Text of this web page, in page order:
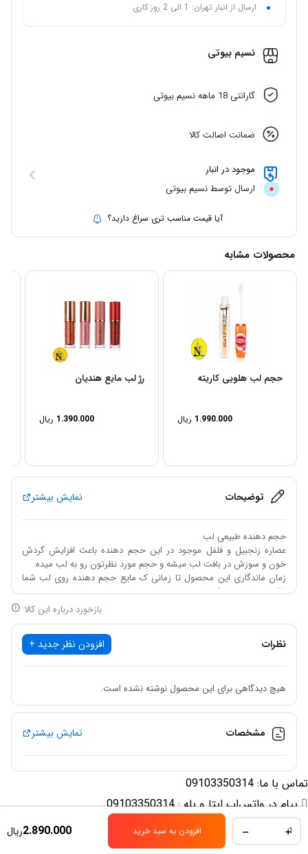
ارسال از انبار تهران: 1 الی 2 روز کاری
نسیم بیوتی
گارانتی 18 ماهه نسیم بیوتی
ضمانت اصالت کالا
موجود در انبار
ارسال توسط نسیم بیوتی
2.890.000ریال حجم
دهنده
لب
افزودن به سبد خرید
آیا قیمت مناسب تری سراغ دارید؟
محصولات مشابه
حجم لب هلویی کاریته
1.990.000 ریال
رژ لب مایع هندیان
1.390.000 ریال
توضیحات نمایش بیشتر
حجم دهنده طبیعی لب
عصاره زنجبیل و فلفل موجود در این حجم دهنده باعث افزایش گردش
خون و سوزش در بافت لب میشه و حجم مورد نظرتون رو به لب میده
زمان ماندگاری این محصول تا زمانی ک مایع حجم دهنده روی لب شما
باشه لبتون حجم داره
بعد از پاک کردن از روی لب هم حدود یک ساعت بعد حجم لب به حالت
حجم‌دهنده
کیس بیوتی یکی از برندهای پرطرفدار در
زمینه محصولات زیبایی و فیلر لب است.
حجم دهنده فوری لب کیس بیوتی مدل کلاژن یکی از
محصولات مراقبت از پوست و آرایش لب است
غیرجراحی برای افزایش فوری حجم لب‌ها و بهبود ظاهر
آن‌ها استفاده می‌شود.
بازخورد درباره این کالا
نظرات افزودن نظر جدید +
هیچ دیدگاهی برای این محصول نوشته نشده است.
مشخصات نمایش بیشتر
تماس با ما: 09103350314
پیام در واتس‌اپ ایتا و بله : 09103350314
اینستاگرام ما: nasimbut@